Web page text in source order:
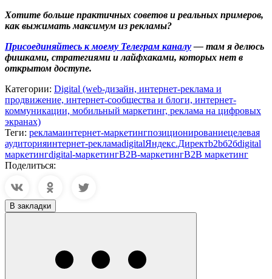
Хотите больше практичных советов и реальных примеров,
как выжимать максимум из рекламы?
Присоединяйтесь к моему Телеграм каналу— там я делюсь
фишками, стратегиями и лайфхаками, которых нет в
открытом доступе.
Категории: Digital (web-дизайн, интернет-реклама и
продвижение, интернет-сообщества и блоги, интернет-
коммуникации, мобильный маркетинг, реклама на цифровых
экранах)
Теги: рекламаинтернет-маркетингпозиционированиецелевая
аудиторияинтернет-рекламаdigitalЯндекс.Директb2bб2бdigital
маркетингdigital-маркетингB2B-маркетингB2B маркетинг
Поделиться:
В закладки